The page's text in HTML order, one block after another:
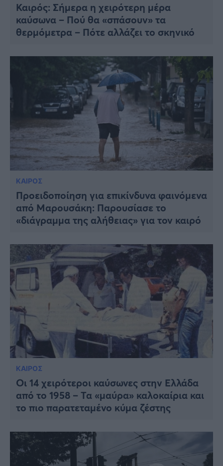
Καιρός: Σήμερα η χειρότερη μέρα
καύσωνα – Πού θα «σπάσουν» τα
θερμόμετρα – Πότε αλλάζει το σκηνικό
ΚΑΙΡΟΣ
Προειδοποίηση για επικίνδυνα φαινόμενα
από Μαρουσάκη: Παρουσίασε το
«διάγραμμα της αλήθειας» για τον καιρό
ΚΑΙΡΟΣ
Οι 14 χειρότεροι καύσωνες στην Ελλάδα
από το 1958 – Τα «μαύρα» καλοκαίρια και
το πιο παρατεταμένο κύμα ζέστης